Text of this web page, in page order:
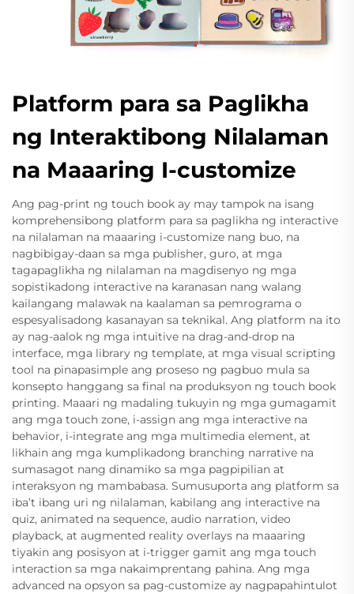
Platform para sa Paglikha
ng Interaktibong Nilalaman
na Maaaring I-customize
Ang pag-print ng touch book ay may tampok na isang
komprehensibong platform para sa paglikha ng interactive
na nilalaman na maaaring i-customize nang buo, na
nagbibigay-daan sa mga publisher, guro, at mga
tagapaglikha ng nilalaman na magdisenyo ng mga
sopistikadong interactive na karanasan nang walang
kailangang malawak na kaalaman sa pemrograma o
espesyalisadong kasanayan sa teknikal. Ang platform na ito
ay nag-aalok ng mga intuitive na drag-and-drop na
interface, mga library ng template, at mga visual scripting
tool na pinapasimple ang proseso ng pagbuo mula sa
konsepto hanggang sa final na produksyon ng touch book
printing. Maaari ng madaling tukuyin ng mga gumagamit
ang mga touch zone, i-assign ang mga interactive na
behavior, i-integrate ang mga multimedia element, at
likhain ang mga kumplikadong branching narrative na
sumasagot nang dinamiko sa mga pagpipilian at
interaksyon ng mambabasa. Sumusuporta ang platform sa
iba’t ibang uri ng nilalaman, kabilang ang interactive na
quiz, animated na sequence, audio narration, video
playback, at augmented reality overlays na maaaring
tiyakin ang posisyon at i-trigger gamit ang mga touch
interaction sa mga nakaimprentang pahina. Ang mga
advanced na opsyon sa pag-customize ay nagpapahintulot